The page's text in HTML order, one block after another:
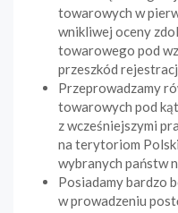
towarowych w
wnikliwej oceny
towarowego pod
przeszkód
Przeprowadzamy
towarowych pod
z wcześniejszymi
na terytoriom
wybranych państw
Posiadamy bardzo
w prowadzeniu